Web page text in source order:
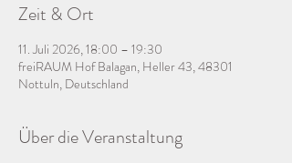
Zeit & Ort
11. Juli 2026, 18:00 – 19:30
freiRAUM Hof Balagan, Heller 43, 48301
Nottuln, Deutschland
Über die Veranstaltung